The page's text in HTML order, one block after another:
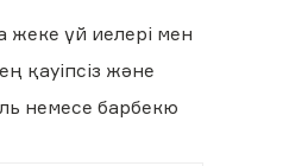
үй иелері мен
қауіпсіз және
немесе барбекю